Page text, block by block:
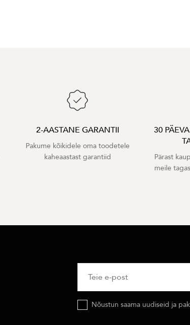
2-AASTANE GARANTII
Pakume kõikidele oma toodetele
kaheaastast garantiid
30
Pärast
meile
Nõustun saama uudiseid ja